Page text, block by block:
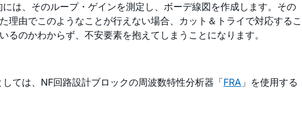
は、そのループ・ゲインを測定し、ボーデ線図を作成します。その
由でこのようなことが行えない場合、カット＆トライで対応するこ
のかわからず、不安要素を抱えてしまうことになります。
ては、NF回路設計ブロックの周波数特性分析器「FRA 」を使用する